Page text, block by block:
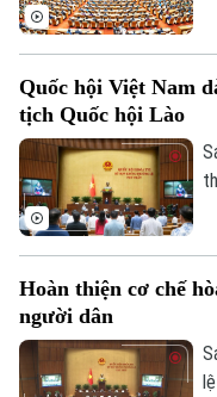
Tư vấn sức khỏe
Quần vợt
Golf
Sao
Điện ảnh
Thời trang
Đã phát sóng
Quốc hội Việt Nam
tịch Quốc hội Lào
Hoàn thiện cơ chế
người dân